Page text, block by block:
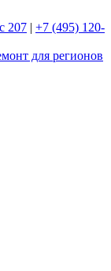
207 | +7 (495) 120-
для регионов